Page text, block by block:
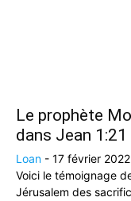
Le prophète
dans Jean 1:21
Loan - 17 février 2022
Voici le témoignage
Jérusalem des